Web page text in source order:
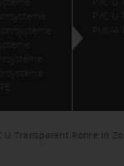
U Transparent Rohre in